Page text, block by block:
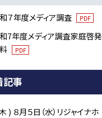
７年度メディア調査 PDF
7年度メディア調査家庭啓発
PDF
記事
) ８月５日（水）リジャイナホ